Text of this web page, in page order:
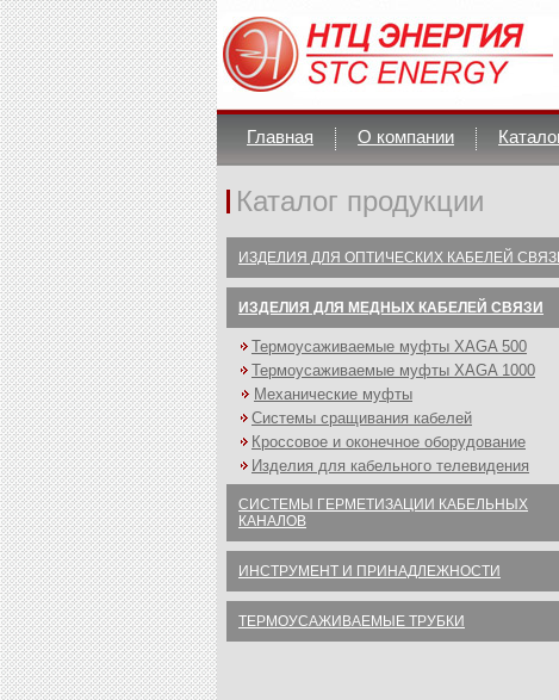
Главная О компании
Каталог продукции
ИЗДЕЛИЯ ДЛЯ ОПТИЧЕСКИХ КАБЕЛЕЙ
ИЗДЕЛИЯ ДЛЯ МЕДНЫХ КАБЕЛЕЙ СВЯЗИ
Термоусаживаемые муфты XAGA 500
Термоусаживаемые муфты XAGA 1000
Механические муфты
Системы сращивания кабелей
Кроссовое и оконечное оборудование
Изделия для кабельного телевидения
СИСТЕМЫ ГЕРМЕТИЗАЦИИ КАБЕЛЬНЫХ
КАНАЛОВ
ИНСТРУМЕНТ И ПРИНАДЛЕЖНОСТИ
ТЕРМОУСАЖИВАЕМЫЕ ТРУБКИ